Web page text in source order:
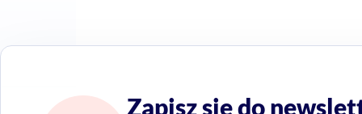
Zapisz się do